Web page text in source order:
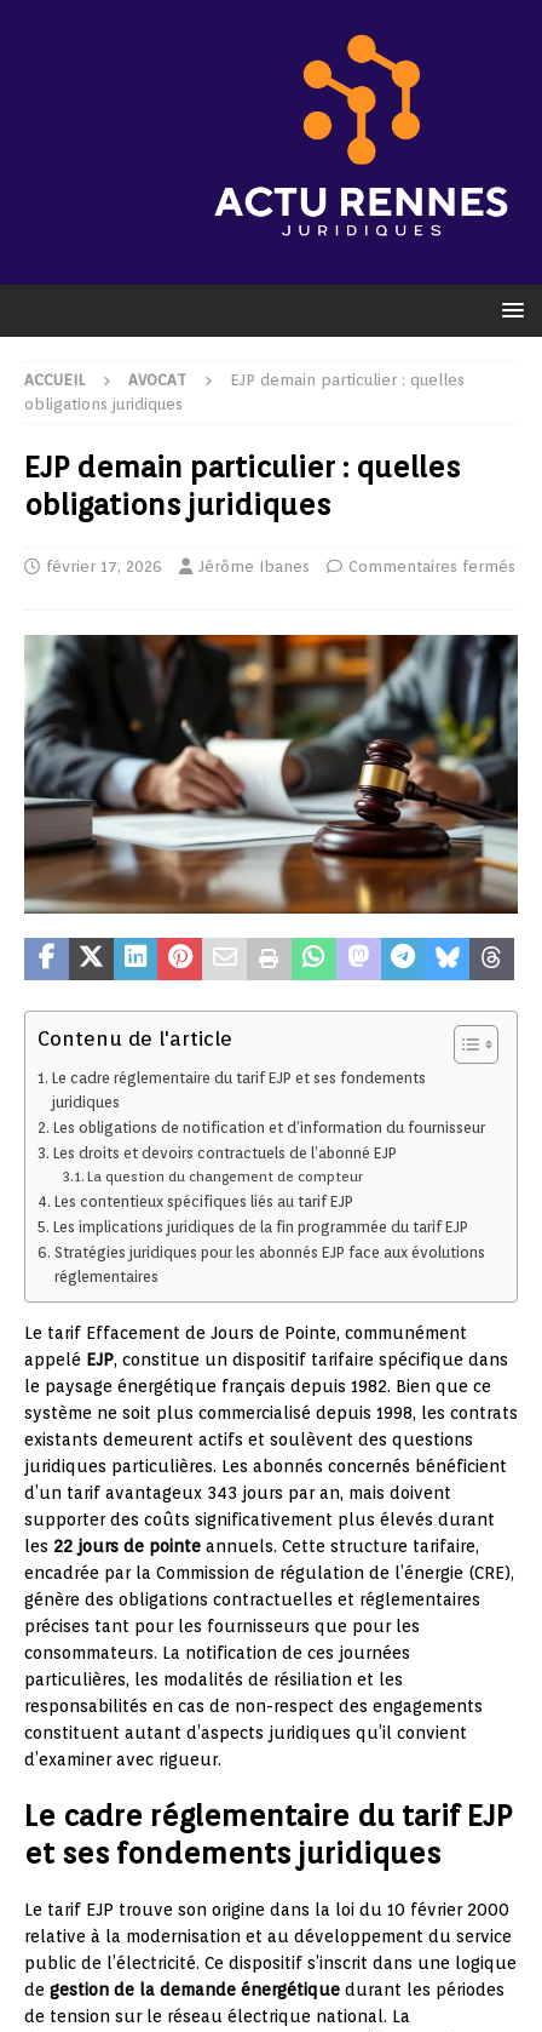
ACCUEIL AVOCAT
EJP demain particulier : quelles
obligations juridiques
EJP demain particulier : quelles
obligations juridiques
février 17, 2026 Jérôme Ibanes Commentaires fermés
Contenu de l'article
Le cadre réglementaire du tarif EJP et ses fondements
juridiques
Les obligations de notification et d’information du fournisseur
Les droits et devoirs contractuels de l’abonné EJP
La question du changement de compteur
Les contentieux spécifiques liés au tarif EJP
Les implications juridiques de la fin programmée du tarif EJP
Stratégies juridiques pour les abonnés EJP face aux évolutions
réglementaires
Le tarif Effacement de Jours de Pointe, communément
appelé EJP, constitue un dispositif tarifaire spécifique dans
le paysage énergétique français depuis 1982. Bien que ce
système ne soit plus commercialisé depuis 1998, les contrats
existants demeurent actifs et soulèvent des questions
juridiques particulières. Les abonnés concernés bénéficient
d’un tarif avantageux 343 jours par an, mais doivent
supporter des coûts significativement plus élevés durant
les 22 jours de pointe annuels. Cette structure tarifaire,
encadrée par la Commission de régulation de l’énergie (CRE),
génère des obligations contractuelles et réglementaires
précises tant pour les fournisseurs que pour les
consommateurs. La notification de ces journées
particulières, les modalités de résiliation et les
responsabilités en cas de non-respect des engagements
constituent autant d’aspects juridiques qu’il convient
d’examiner avec rigueur.
Le cadre réglementaire du tarif EJP
et ses fondements juridiques
Le tarif EJP trouve son origine dans la loi du 10 février 2000
relative à la modernisation et au développement du service
public de l’électricité. Ce dispositif s’inscrit dans une logique
de gestion de la demande énergétique durant les périodes
de tension sur le réseau électrique national. La